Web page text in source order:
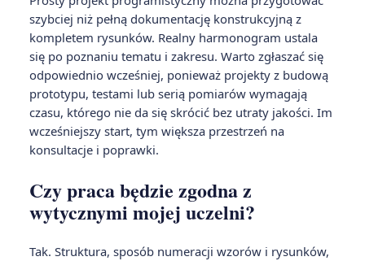
szybciej niż pełną dokumentację konstrukcyjną z
kompletem rysunków. Realny harmonogram ustala
się po poznaniu tematu i zakresu. Warto zgłaszać się
odpowiednio wcześniej, ponieważ projekty z budową
prototypu, testami lub serią pomiarów wymagają
czasu, którego nie da się skrócić bez utraty jakości. Im
wcześniejszy start, tym większa przestrzeń na
konsultacje i poprawki.
Czy praca będzie zgodna z
wytycznymi mojej uczelni?
Tak. Struktura, sposób numeracji wzorów i rysunków,